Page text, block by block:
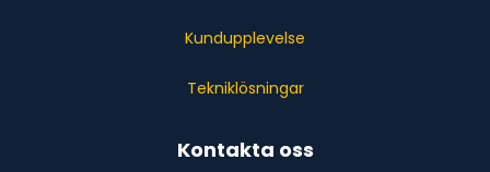
Kundupplevelse
Tekniklösningar
Kontakta oss